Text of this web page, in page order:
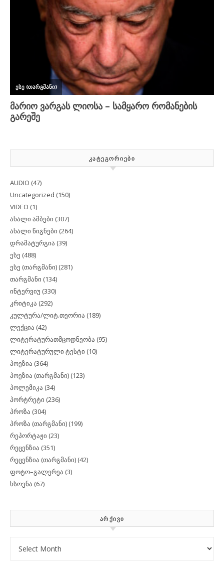
ᲙᲐᲢᲔᲒᲝᲠᲘᲔᲑᲘ
AUDIO (47)
Uncategorized (150)
VIDEO (1)
ახალი ამბები (307)
ახალი წიგნები (264)
დრამატურგია (39)
ესე (488)
ესე (თარგმანი) (281)
თარგმანი (134)
ინტერვიუ (330)
კრიტიკა (292)
კულტურა/ლიტ.თეორია (189)
ლექცია (42)
ლიტერატურათმცოდნეობა (95)
ლიტერატურული ტესტი (10)
პოეზია (364)
პოეზია (თარგმანი) (123)
პოლემიკა (34)
პორტრეტი (236)
პროზა (304)
პროზა (თარგმანი) (199)
რეპორტაჟი (23)
რეცენზია (351)
რეცენზია (თარგმანი) (42)
ფოტო–გალერეა (3)
ხსოვნა (67)
ᲐᲠᲥᲘᲕᲘ